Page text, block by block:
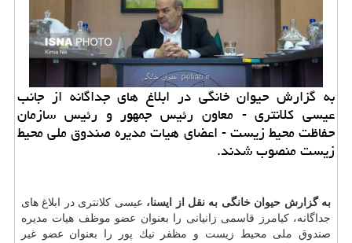
به گزارش حیوان خانگی در ابلاغ های جداگانه از جانب
عیسی كلانتری - معاون رئیس جمهور و رئیس سازمان
حفاظت محیط زیست - اعضای هیات مدیره صندوق ملی محیط
زیست منصوب شدند.
به گزارش حیوان خانگی به نقل از ایسنا، عیسی كلانتری در ابلاغ های
جداگانه، كیامرز قاسمی زانیانی را بعنوان عضو موظف هیات مدیره
صندوق ملی محیط زیست و مظفر نیك پور را بعنوان عضو غیر